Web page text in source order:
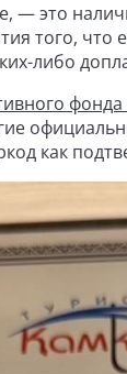
это
того,
либо
фонда
как